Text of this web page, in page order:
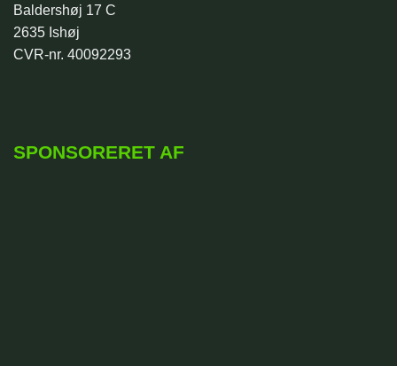
Baldershøj 17 C
2635 Ishøj
CVR-nr. 40092293
SPONSORERET AF